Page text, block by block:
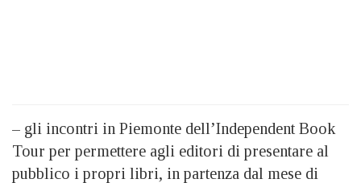
– gli incontri in Piemonte dell’Independent Book
Tour per permettere agli editori di presentare al
pubblico i propri libri, in partenza dal mese di